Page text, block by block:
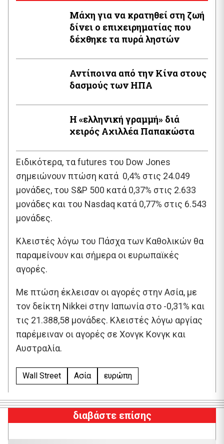
Μάχη για να κρατηθεί στη ζωή
δίνει ο επιχειρηματίας που
δέχθηκε τα πυρά ληστών
Αντίποινα από την Κίνα στους
δασμούς των ΗΠΑ
Η «ελληνική γραμμή» διά
χειρός Aχιλλέα Παπακώστα
Ειδικότερα, τα futures του Dow Jones
σημειώνουν πτώση κατά 0,4% στις 24.049
μονάδες, του S&P 500 κατά 0,37% στις 2.633
μονάδες και του Nasdaq κατά 0,77% στις 6.543
μονάδες.
Κλειστές λόγω του Πάσχα των Καθολικών θα
παραμείνουν και σήμερα οι ευρωπαϊκές
αγορές.
Με πτώση έκλεισαν οι αγορές στην Ασία, με
τον δείκτη Nikkei στην Ιαπωνία στο -0,31% και
τις 21.388,58 μονάδες. Κλειστές λόγω αργίας
παρέμειναν οι αγορές σε Χονγκ Κονγκ και
Αυστραλία.
Wall Street Ασία ευρώπη
διαβάστε επίσης